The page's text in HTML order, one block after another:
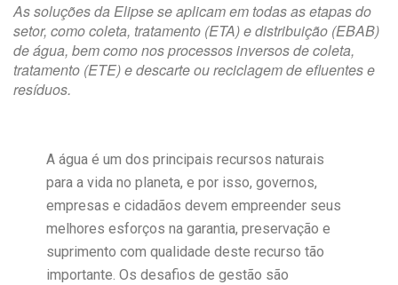
As soluções da Elipse se aplicam em todas as etapas do
setor, como coleta, tratamento (ETA) e distribuição (EBAB)
de água, bem como nos processos inversos de coleta,
tratamento (ETE) e descarte ou reciclagem de efluentes e
resíduos.
A água é um dos principais recursos naturais
para a vida no planeta, e por isso, governos,
empresas e cidadãos devem empreender seus
melhores esforços na garantia, preservação e
suprimento com qualidade deste recurso tão
importante. Os desafios de gestão são